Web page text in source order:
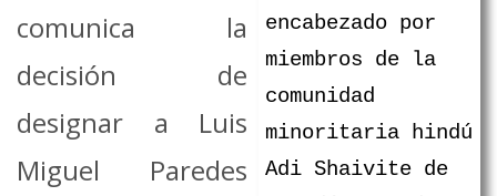
encabezado por
miembros de la
comunidad
minoritaria hindú
Adi Shaivite de
comunica la
decisión de
designar a Luis
Miguel Paredes